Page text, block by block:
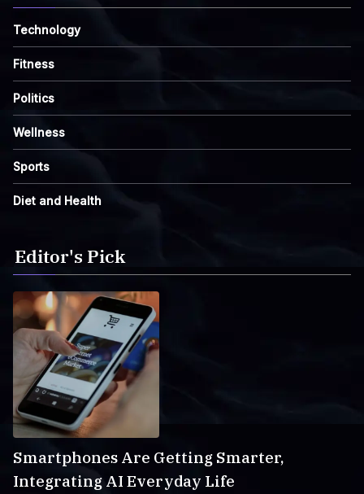
Technology
Fitness
Politics
Wellness
Sports
Diet and Health
Editor's Pick
Smartphones Are Getting Smarter,
Integrating AI Everyday Life